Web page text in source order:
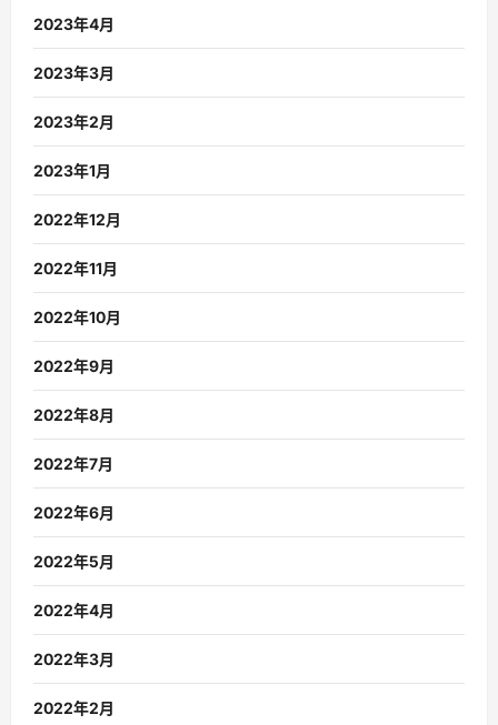
2023年4月
2023年3月
2023年2月
2023年1月
2022年12月
2022年11月
2022年10月
2022年9月
2022年8月
2022年7月
2022年6月
2022年5月
2022年4月
2022年3月
2022年2月